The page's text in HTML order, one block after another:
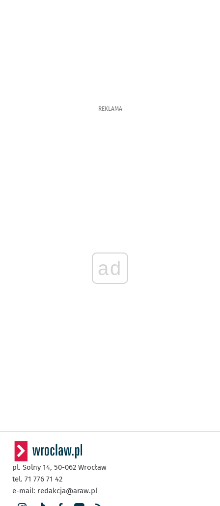
REKLAMA
ad
pl. Solny 14, 50-062 Wrocław
tel. 71 776 71 42
e-mail: redakcja@araw.pl